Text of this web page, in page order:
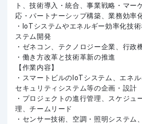
ト、技術導入・統合、事業戦略・マー
応・パートナーシップ構築、業務効率
・IoTシステムやエネルギー効率化技
ステム開発
・ゼネコン、テクノロジー企業、行政
・働き方改革と技術革新の推進
【作業内容】
・スマートビルのIoTシステム、エネル
セキュリティシステム等の企画・設計
・プロジェクトの進行管理、スケジュ
理、チームリード
・センサー技術、空調・照明システム